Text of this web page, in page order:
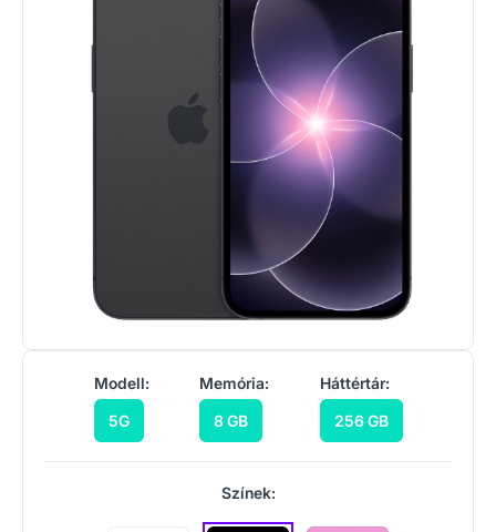
Modell:
5G
Memória:
8 GB
Háttértár:
256 GB
Színek: